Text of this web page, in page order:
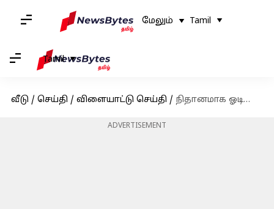
மேலும் Tamil
Tamil
வீடு / செய்தி / விளையாட்டு செய்தி / நிதானமாக ஓடினால் அவுட் தான் ஆவீர்கள் : ஹர்மன்ப்ரீத் கவுரை விளாசிய முன்னாள் கேப்டன் டயானா எடுல்ஜி
ADVERTISEMENT